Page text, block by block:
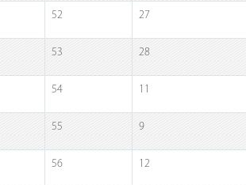
52 27
53 28
54 11
55 9
56 12